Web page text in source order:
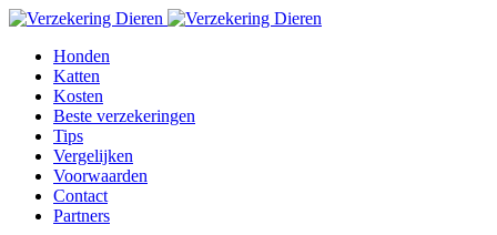
Honden
Katten
Kosten
Beste verzekeringen
Tips
Vergelijken
Voorwaarden
Contact
Partners